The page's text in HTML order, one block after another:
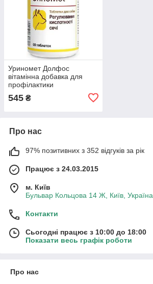
Уриномет Долфос
вітамінна добавка для
профілактики
собак і кішок, 60 таблеток
545 ₴
Про нас
97% позитивних з 352 відгуків за рік
Працює з 24.03.2015
м. Київ
Бульвар Кольцова 14 Ж, Київ, Україна
Контакти
Сьогодні працює з 10:00 до 18:00
Показати весь графік роботи
Про нас